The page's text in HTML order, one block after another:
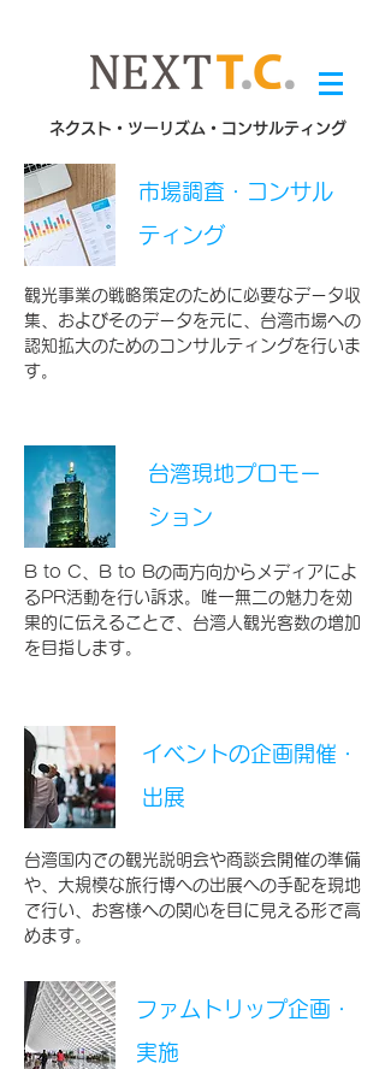
ネクスト・ツーリズム・コンサルティング
市場調査・コンサル
ティング
観光事業の戦略策定のために必要なデータ収
集、およびそのデータを元に、台湾市場への
認知拡大のためのコンサルティングを行いま
す。
台湾現地プロモー
ション
B to C、B to Bの両方向からメディアによ
るPR活動を行い訴求。唯一無二の魅力を効
果的に伝えることで、台湾人観光客数の増加
を目指します。
イベントの企画開催・
出展
台湾国内での観光説明会や商談会開催の準備
や、大規模な旅行博への出展への手配を現地
で行い、お客様への関心を目に見える形で高
めます。
ファムトリップ企画・
実施